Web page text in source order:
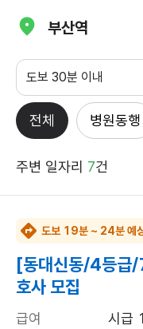
부산역
도보 30분 이내
전체 병원동행
주변 일자리 7건
도보 19분 ~ 24분 예
[동대신동/4등급/
호사 모집
급여
시급